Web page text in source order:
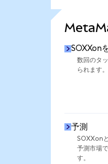
SOXXon
数回のタ
られます。
予測
SOXXon
予測市場
す。